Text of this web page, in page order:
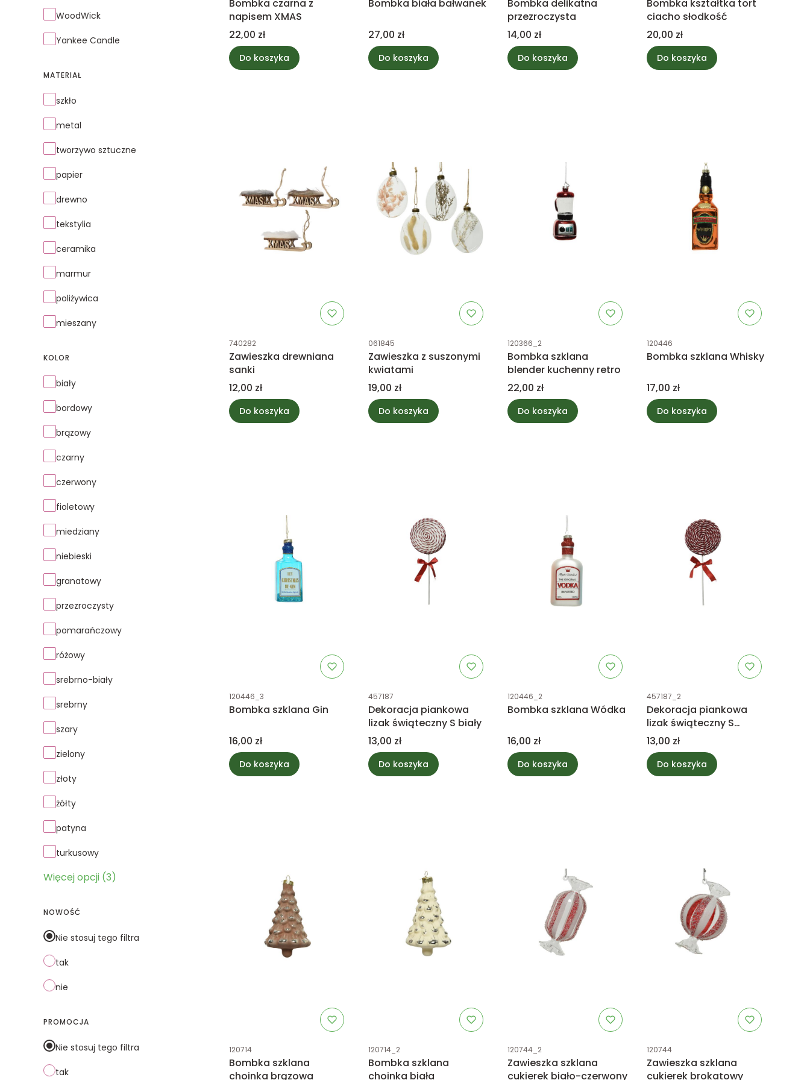
WoodWick
Yankee Candle
MATERIAŁ
Materiał
szkło
metal
tworzywo sztuczne
papier
drewno
tekstylia
ceramika
marmur
poliżywica
mieszany
KOLOR
Kolor
biały
bordowy
brązowy
czarny
czerwony
fioletowy
miedziany
niebieski
granatowy
przezroczysty
pomarańczowy
różowy
srebrno-biały
srebrny
szary
zielony
złoty
żółty
patyna
turkusowy
Więcej opcji (3)
NOWOŚĆ
Nie stosuj tego filtra
tak
nie
PROMOCJA
Nie stosuj tego filtra
tak
Bombka czarna z
napisem XMAS
Cena
22,00 zł
Do koszyka
Bombka biała bałwanek
Cena
27,00 zł
Do koszyka
Bombka delikatna
przezroczysta
Cena
14,00 zł
Do koszyka
Bombka kształtka tort
ciacho słodkość
Cena
20,00 zł
Do koszyka
Kod produktu
740282
Zawieszka drewniana
sanki
Cena
12,00 zł
Do koszyka
Kod produktu
061845
Zawieszka z suszonymi
kwiatami
Cena
19,00 zł
Do koszyka
Kod produktu
120366_2
Bombka szklana
blender kuchenny retro
Cena
22,00 zł
Do koszyka
Kod produktu
120446
Bombka szklana Whisky
Cena
17,00 zł
Do koszyka
Kod produktu
120446_3
Bombka szklana Gin
Cena
16,00 zł
Do koszyka
Kod produktu
457187
Dekoracja piankowa
lizak świąteczny S biały
Cena
13,00 zł
Do koszyka
Kod produktu
120446_2
Bombka szklana Wódka
Cena
16,00 zł
Do koszyka
Kod produktu
457187_2
Dekoracja piankowa
lizak świąteczny S
czerwony
Cena
13,00 zł
Do koszyka
Kod produktu
120714
Bombka szklana
choinka brązowa
Kod produktu
120714_2
Bombka szklana
choinka biała
Kod produktu
120744_2
Zawieszka szklana
cukierek biało-czerwony
Kod produktu
120744
Zawieszka szklana
cukierek brokatowy